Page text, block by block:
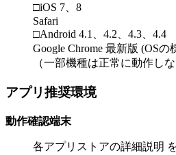
□iOS 7、8
Safari
□Android 4.1、4.2、4.3、4.4
Google Chrome 最新版 (OS
（一部機種は正常に動作し
アプリ推奨環境
動作確認端末
各アプリストアの詳細説明